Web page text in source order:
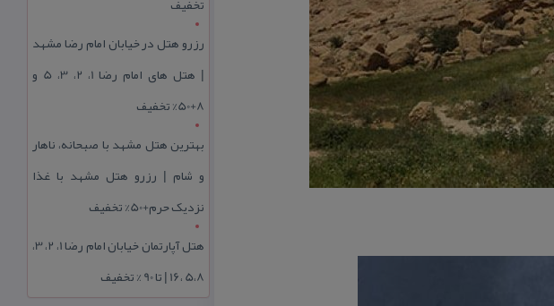
رزرو هتل در خیابان امام رضا مشهد
| هتل‌ های امام رضا 1، 2، 3، 5 و
8+50% تخفیف
بهترین هتل مشهد با صبحانه، ناهار
و شام | رزرو هتل مشهد با غذا
نزدیک حرم+50% تخفیف
هتل آپارتمان خیابان امام رضا 1، 2، 3،
5،8 ،16 | تا 90 % تخفیف